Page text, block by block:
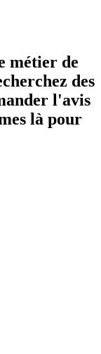
métier de
des
l'avis
là pour